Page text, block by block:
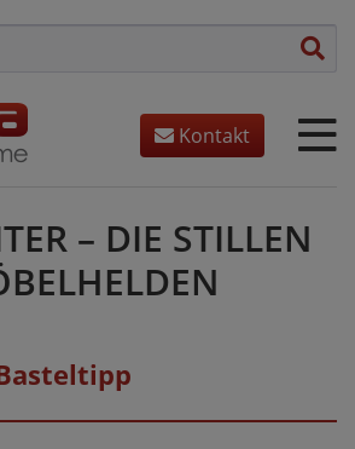
Kontakt
– DIE STILLEN